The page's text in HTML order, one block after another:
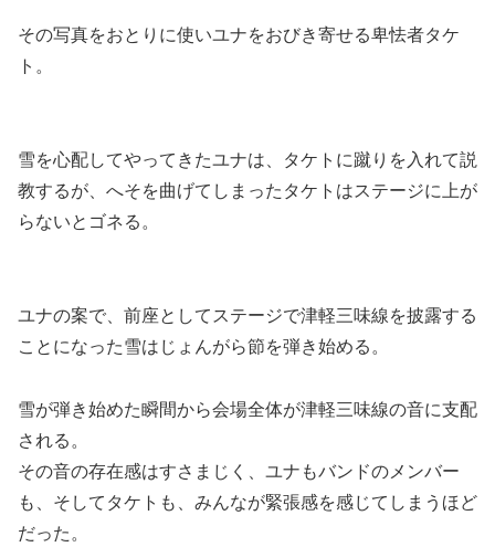
その写真をおとりに使いユナをおびき寄せる卑怯者タケ
ト。
雪を心配してやってきたユナは、タケトに蹴りを入れて説
教するが、へそを曲げてしまったタケトはステージに上が
らないとゴネる。
ユナの案で、前座としてステージで津軽三味線を披露する
ことになった雪はじょんがら節を弾き始める。
雪が弾き始めた瞬間から会場全体が津軽三味線の音に支配
される。
その音の存在感はすさまじく、ユナもバンドのメンバー
も、そしてタケトも、みんなが緊張感を感じてしまうほど
だった。